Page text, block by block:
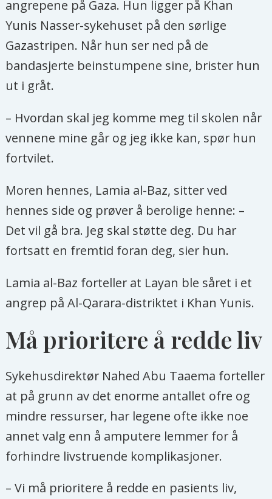
angrepene på Gaza. Hun ligger på Khan
Yunis Nasser-sykehuset på den sørlige
Gazastripen. Når hun ser ned på de
bandasjerte beinstumpene sine, brister hun
ut i gråt.
– Hvordan skal jeg komme meg til skolen når
vennene mine går og jeg ikke kan, spør hun
fortvilet.
Moren hennes, Lamia al-Baz, sitter ved
hennes side og prøver å berolige henne: –
Det vil gå bra. Jeg skal støtte deg. Du har
fortsatt en fremtid foran deg, sier hun.
Lamia al-Baz forteller at Layan ble såret i et
angrep på Al-Qarara-distriktet i Khan Yunis.
Må prioritere å redde liv
Sykehusdirektør Nahed Abu Taaema forteller
at på grunn av det enorme antallet ofre og
mindre ressurser, har legene ofte ikke noe
annet valg enn å amputere lemmer for å
forhindre livstruende komplikasjoner.
– Vi må prioritere å redde en pasients liv,